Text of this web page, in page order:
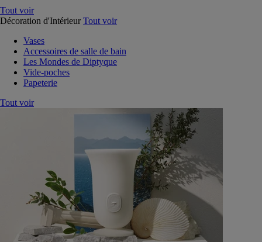
Tout voir
Décoration d'Intérieur Tout voir
Vases
Accessoires de salle de bain
Les Mondes de Diptyque
Vide-poches
Papeterie
Tout voir